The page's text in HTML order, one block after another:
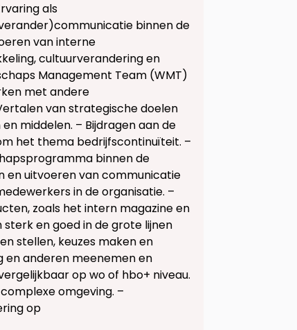
als
binnen de
van interne
cultuurverandering en
Management Team (WMT)
met andere
van strategische doelen
middelen. – Bijdragen aan de
het thema bedrijfscontinuïteit. –
binnen de
en uitvoeren van communicatie
in de organisatie. –
zoals het intern magazine en
en goed in de grote lijnen
stellen, keuzes maken en
en anderen meenemen en
op wo of hbo+ niveau.
omgeving. –
op